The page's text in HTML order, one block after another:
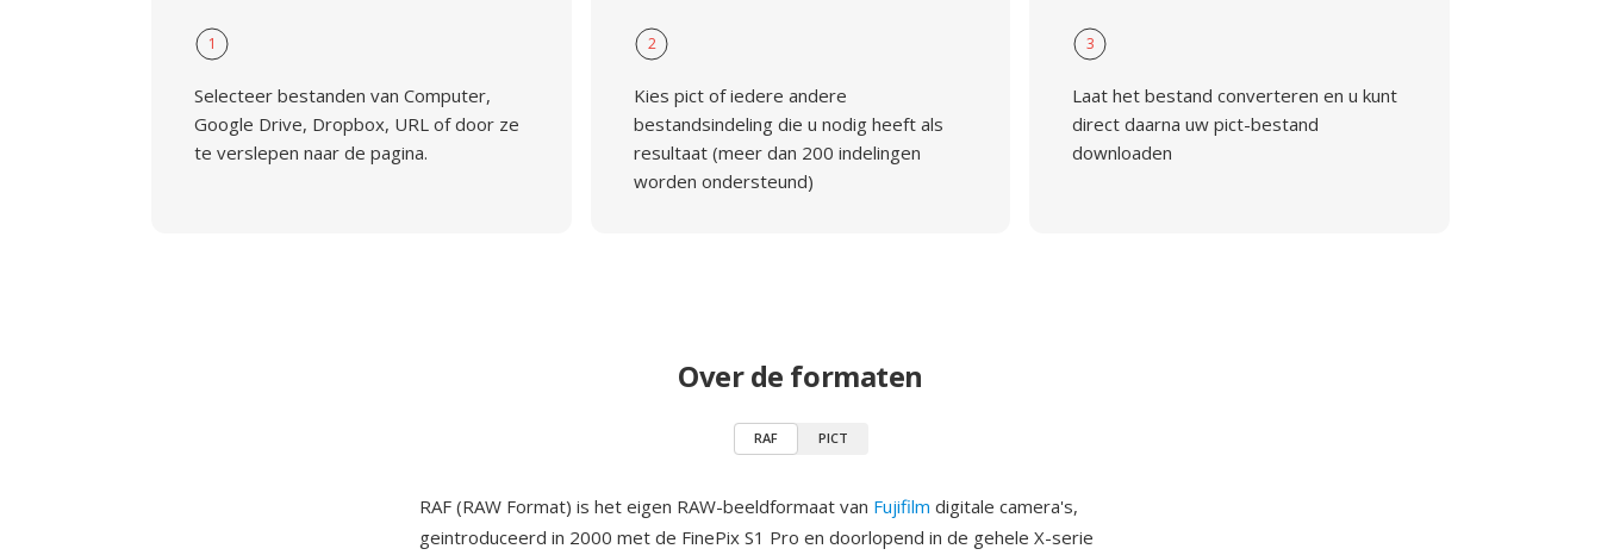
1
Selecteer bestanden van Computer,
Google Drive, Dropbox, URL of door ze
te verslepen naar de pagina.
2
Kies pict of iedere andere
bestandsindeling die u nodig heeft als
resultaat (meer dan 200 indelingen
worden ondersteund)
3
Laat het bestand converteren en u kunt
direct daarna uw pict-bestand
downloaden
Over de formaten
RAF PICT
RAF (RAW Format) is het eigen RAW-beeldformaat van Fujifilm digitale camera's,
geintroduceerd in 2000 met de FinePix S1 Pro en doorlopend in de gehele X-serie